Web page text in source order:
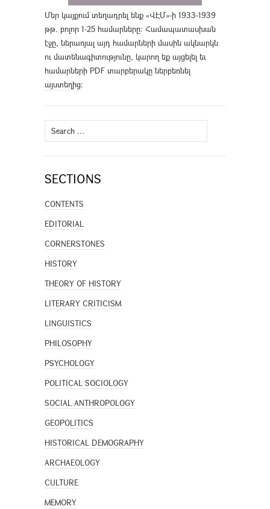
Մեր կայքում տեղադրել ենք «ՎԷՄ»-ի 1933-1939
թթ. բոլոր 1-25 համարները։ Համապատասխան
էջը, ներառյալ այդ համարների մասին ակնարկն
ու մատենագիտությունը, կարող եք այցելել եւ
համարների PDF տարբերակը ներբեռնել
այստեղից։
Search
for:
SECTIONS
CONTENTS
EDITORIAL
CORNERSTONES
HISTORY
THEORY OF HISTORY
LITERARY CRITICISM
LINGUISTICS
PHILOSOPHY
PSYCHOLOGY
POLITICAL SOCIOLOGY
SOCIAL ANTHROPOLOGY
GEOPOLITICS
HISTORICAL DEMOGRAPHY
ARCHAEOLOGY
CULTURE
MEMORY